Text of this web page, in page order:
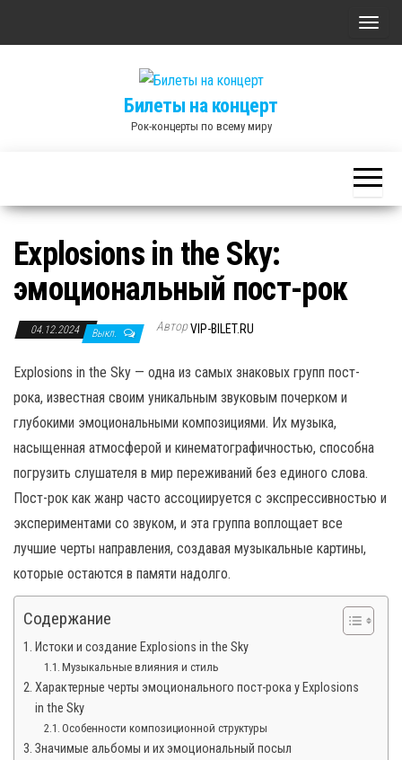
П
т
ь
в
г
ю
Билеты на концерт
Рок-концерты по всему миру
Explosions in the Sky:
эмоциональный пост-рок
04.12.2024 Выкл. АвторVIP-BILET.RU
Explosions in the Sky — одна из самых знаковых групп пост-
рока, известная своим уникальным звуковым почерком и
глубокими эмоциональными композициями. Их музыка,
насыщенная атмосферой и кинематографичностью, способна
погрузить слушателя в мир переживаний без единого слова.
Пост-рок как жанр часто ассоциируется с экспрессивностью и
экспериментами со звуком, и эта группа воплощает все
лучшие черты направления, создавая музыкальные картины,
которые остаются в памяти надолго.
Содержание
Истоки и создание Explosions in the Sky
Музыкальные влияния и стиль
Характерные черты эмоционального пост-рока у Explosions
in the Sky
Особенности композиционной структуры
Значимые альбомы и их эмоциональный посыл